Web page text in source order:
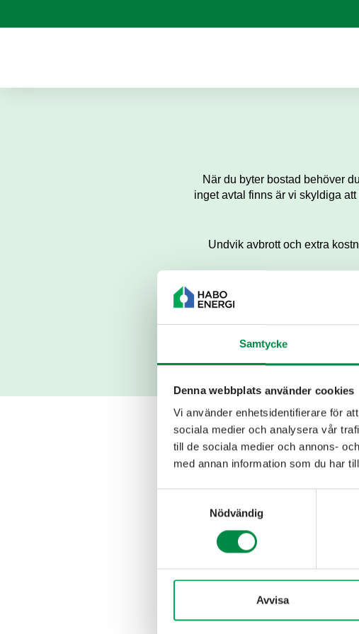
Samtycke
Denna webbplats använder cookies
Vi använder enhetsidentifierare för
sociala medier och analysera vår
till de sociala medier och annons-
med annan information som du har
Nödvändig
Avvisa
När du byter bostad behöver
inget avtal finns är vi skyldiga
Undvik avbrott och extra
Fabriksgatan 1 • 566 34
info@haboenergi.se